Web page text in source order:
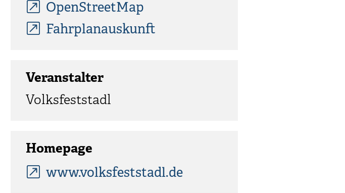
OpenStreetMap
Fahrplanauskunft
Veranstalter
Volksfeststadl
Homepage
www.volksfeststadl.de